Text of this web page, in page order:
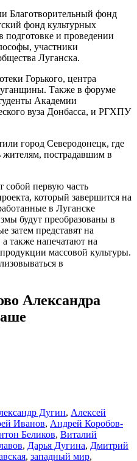
Благотворительный фонд
фонд культурных
подготовке и проведении
участники
Луганска.
Горького, центра
Также в форуме
Академии
вуза Донбасса, и РГХПУ
город Северодонецк, где
пострадавшим в
собой первую часть
который завершится на
в Луганске
будут преобразованы в
затем представят на
также напечатают на
массовой культуры.
в
Александра
Дугин, Алексей
Иванов, Андрей Коробов-
Беликов, Виталий
, Дарья Дугина, Дмитрий
, западный мир,